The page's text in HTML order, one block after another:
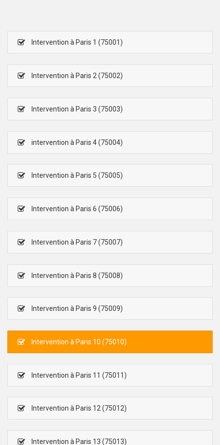
Intervention à Paris 1 (75001)
Intervention à Paris 2 (75002)
Intervention à Paris 3 (75003)
intervention à Paris 4 (75004)
Intervention à Paris 5 (75005)
Intervention à Paris 6 (75006)
Intervention à Paris 7 (75007)
Intervention à Paris 8 (75008)
Intervention à Paris 9 (75009)
Intervention à Paris 10 (75010)
Intervention à Paris 11 (75011)
Intervention à Paris 12 (75012)
Intervention à Paris 13 (75013)